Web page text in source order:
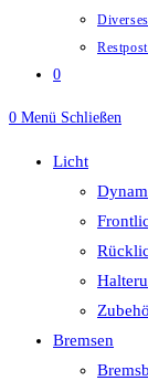
Diverses
0
0 Menü Schließen
Licht
Bremsen